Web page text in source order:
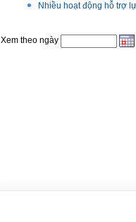
Nhiều hoạt động hỗ trợ
Xem theo ngày